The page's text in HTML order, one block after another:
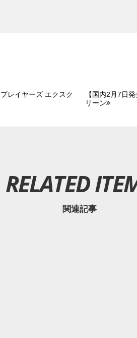
レイヤーズ エクスク
【国内2月7日
リーン
RELATED
関連記事